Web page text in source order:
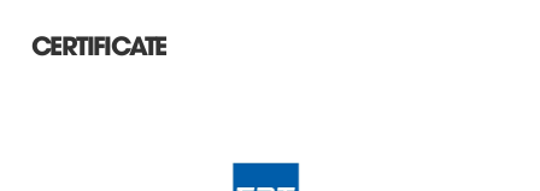
CERTIFICATE